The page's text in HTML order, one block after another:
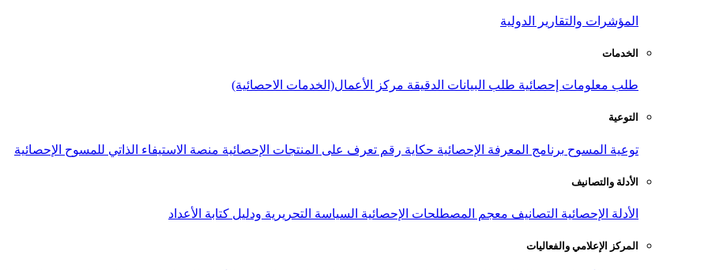
المؤشرات والتقارير الدولية
الخدمات
طلب معلومات إحصائية طلب البيانات الدقيقة مركز الأعمال(الخدمات الاحصائية)
التوعية
توعية المسوح برنامج المعرفة الإحصائية حكاية رقم تعرف على المنتجات الإحصائية منصة الاستيفاء الذاتي للمسوح الإحصائية
الأدلة والتصانيف
الأدلة الإحصائية التصانيف معجم المصطلحات الإحصائية السياسة التحريرية ودليل كتابة الأعداد
المركز الإعلامي والفعاليات